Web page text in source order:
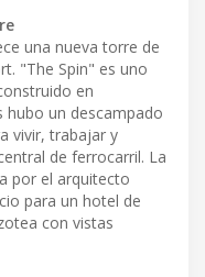
una nueva torre de
"The Spin" es uno
en
hubo un descampado
vivir, trabajar y
de ferrocarril. La
por el arquitecto
para un hotel de
con vistas